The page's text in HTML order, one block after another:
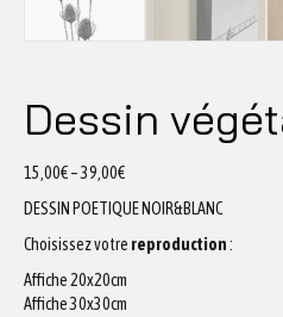
Dessin
15,00€–39,00€
DESSIN POETIQUE NOIR&BLANC
Choisissez votre reproduction:
Affiche 20x20cm
Affiche 30x30cm